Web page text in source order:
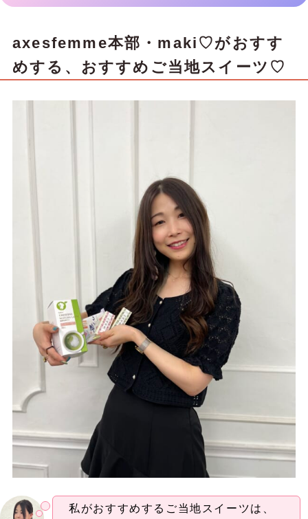
axesfemme本部・maki♡がおすす
めする、おすすめご当地スイーツ♡
私がおすすめするご当地スイーツは、